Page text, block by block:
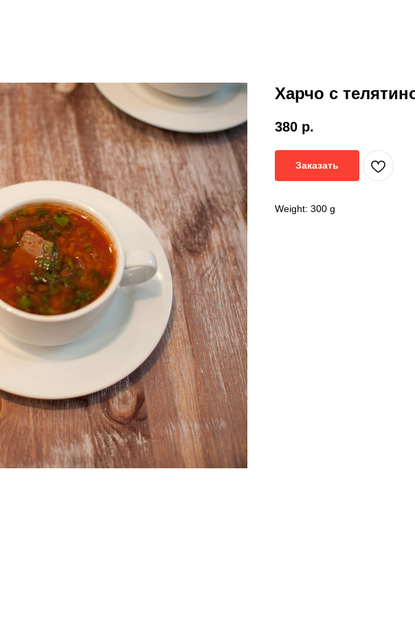
Харчо с
380 р.
Заказать
Weight: 300 g